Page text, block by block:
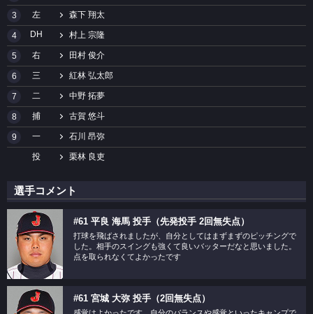
3 左 森下 翔太
4 DH 村上 宗隆
5 右 田村 俊介
6 三 紅林 弘太郎
7 二 中野 拓夢
8 捕 古賀 悠斗
9 一 石川 昂弥
投 栗林 良吏
選手コメント
#61 平良 海馬 投手（先発投手 2回無失点）
打球を飛ばされましたが、自分としてはまずまずのピッチングで
した。相手のスイングも強くて良いバッターだなと思いました。
点を取られなくてよかったです
#61 宮城 大弥 投手（2回無失点）